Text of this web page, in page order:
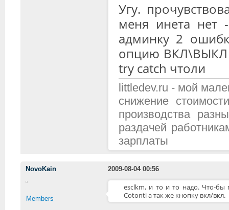
Угу.
меня инета нет
админку 2
опцию ВКЛ\ВЫКЛ
try catсh чтоли
littledev.ru - мой
снижение
производства
раздачей
зарплаты
NovoKain 2009-08-04 00:56
Members
esclkm, и то и то надо. Что-бы
Cotonti а так же кнопку вкл/вкл.